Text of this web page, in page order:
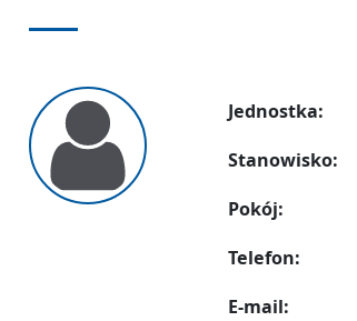
Jednostka:
Stanowisko:
Pokój:
Telefon:
E-mail: